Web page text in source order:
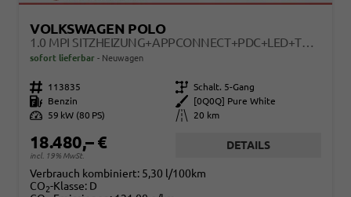
VOLKSWAGEN POLO
1.0 MPI SITZHEIZUNG+APPCONNECT+PDC+LED+TOUCH+LICHTSENSOR+MULTILENKRAD
sofort lieferbar Neuwagen
Fahrzeugnr. 113835 Getriebe Schalt. 5-Gang
Kraftstoff
Benzin Außenfarbe
[0Q0Q] Pure White
Leistung
59 kW (80 PS) Kilometerstand 20 km
18.480,– €
incl. 19% MwSt.
DETAILS
Verbrauch kombiniert: 5,30 l/100km
CO2-Klasse: D